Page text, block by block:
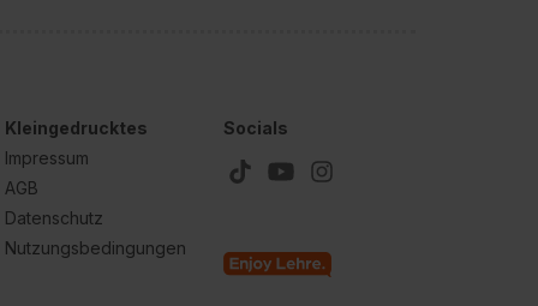
Kleingedrucktes
Impressum
AGB
Datenschutz
Nutzungsbedingungen
Socials